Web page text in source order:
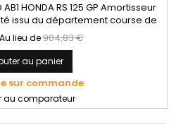
HONDA RS 125 GP Amortisseur
issu du département course de
un produit «prêt pour la course»,
les meilleures technologies
notre département
cette référence svp.
Au lieu de904,83 €
au panier
sur commande
au comparateur